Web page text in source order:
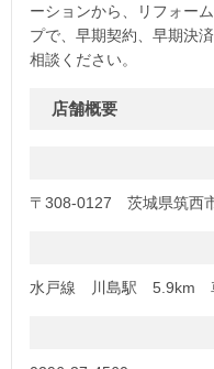
ーションから、リフォー
プで、早期契約、早期決
相談ください。
店舗概要
〒308-0127 茨城県筑西
水戸線 川島駅 5.9km